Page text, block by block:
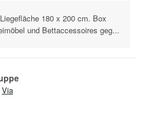
180 x 200 cm. Box
und Bettaccessoires geg...
Via